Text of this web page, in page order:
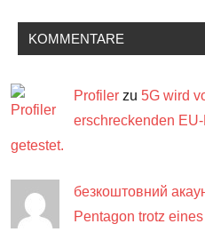
KOMMENTARE
Profiler zu 5G wird
erschreckenden
getestet.
безкоштовний
Pentagon trotz